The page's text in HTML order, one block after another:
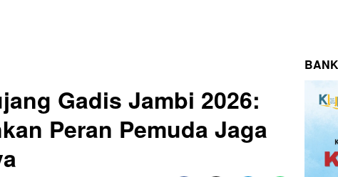
Gadis Jambi 2026:
Peran Pemuda Jaga